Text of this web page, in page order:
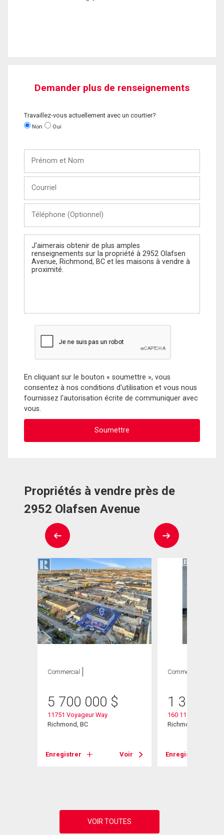
Demander plus de renseignements
Travaillez-vous actuellement avec un courtier?
Non Oui
Nom
(Optionnel)
Message
En cliquant sur le bouton « soumettre », vous
consentez à nos conditions d'utilisation et vous nous
fournissez l'autorisation écrite de communiquer avec
vous.
Propriétés à vendre près de
2952 Olafsen Avenue
Commercial
5 700 000 $
11751 Voyageur Way
Richmond, BC
Enregistrer Voir
Commercial
1 300
160 11760
Richmond, BC
Enregistrer